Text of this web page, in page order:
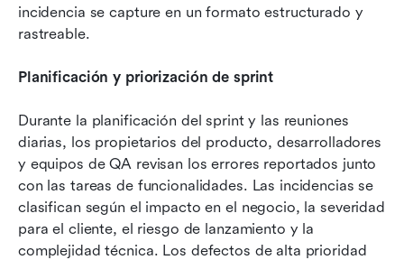
incidencia se capture en un formato estructurado y
rastreable.
Planificación y priorización de sprint
Durante la planificación del sprint y las reuniones
diarias, los propietarios del producto, desarrolladores
y equipos de QA revisan los errores reportados junto
con las tareas de funcionalidades. Las incidencias se
clasifican según el impacto en el negocio, la severidad
para el cliente, el riesgo de lanzamiento y la
complejidad técnica. Los defectos de alta prioridad